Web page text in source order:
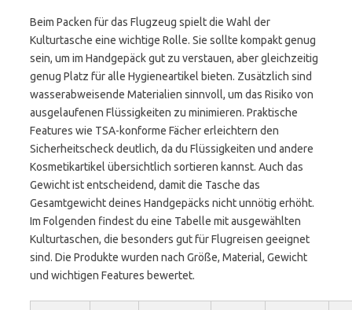
Beim Packen für das Flugzeug spielt die Wahl der
Kulturtasche eine wichtige Rolle. Sie sollte kompakt genug
sein, um im Handgepäck gut zu verstauen, aber gleichzeitig
genug Platz für alle Hygieneartikel bieten. Zusätzlich sind
wasserabweisende Materialien sinnvoll, um das Risiko von
ausgelaufenen Flüssigkeiten zu minimieren. Praktische
Features wie TSA-konforme Fächer erleichtern den
Sicherheitscheck deutlich, da du Flüssigkeiten und andere
Kosmetikartikel übersichtlich sortieren kannst. Auch das
Gewicht ist entscheidend, damit die Tasche das
Gesamtgewicht deines Handgepäcks nicht unnötig erhöht.
Im Folgenden findest du eine Tabelle mit ausgewählten
Kulturtaschen, die besonders gut für Flugreisen geeignet
sind. Die Produkte wurden nach Größe, Material, Gewicht
und wichtigen Features bewertet.